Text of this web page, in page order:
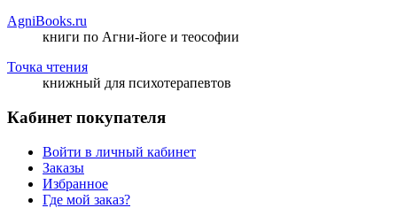
AgniBooks.ru
книги по Агни-йоге и теософии
Точка чтения
книжный для психотерапевтов
Кабинет покупателя
Войти в личный кабинет
Заказы
Избранное
Где мой заказ?